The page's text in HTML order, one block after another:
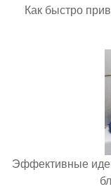
Как быстро
Эффективные